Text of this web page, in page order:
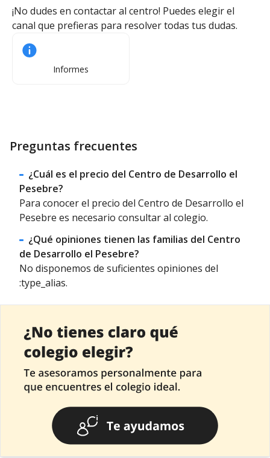
¡No dudes en contactar al centro! Puedes elegir el
canal que prefieras para resolver todas tus dudas.
Informes
Preguntas frecuentes
¿Cuál es el precio del Centro de Desarrollo el
Pesebre?
Para conocer el precio del Centro de Desarrollo el
Pesebre es necesario consultar al colegio.
¿Qué opiniones tienen las familias del Centro
de Desarrollo el Pesebre?
No disponemos de suficientes opiniones del
:type_alias.